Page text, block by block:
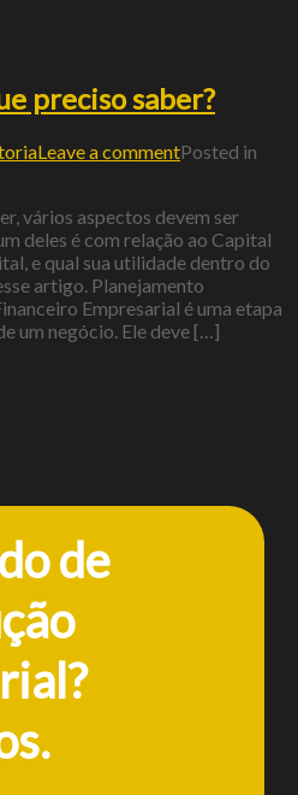
preciso saber?
Leave a commentPosted in
vários aspectos devem ser
deles é com relação ao Capital
e qual sua utilidade dentro do
artigo. Planejamento
Empresarial é uma etapa
um negócio. Ele deve […]
de